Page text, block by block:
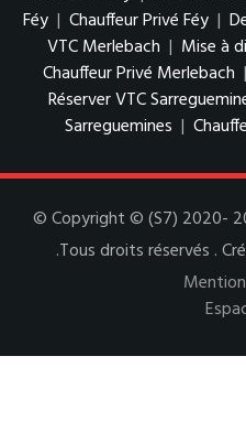
Féy | Chauffeur Privé Féy |
VTC Merlebach | Mise à
Chauffeur Privé Merlebach |
Réserver VTC
Sarreguemines |
© Copyright © (S7) 2020-
.Tous droits réservés .